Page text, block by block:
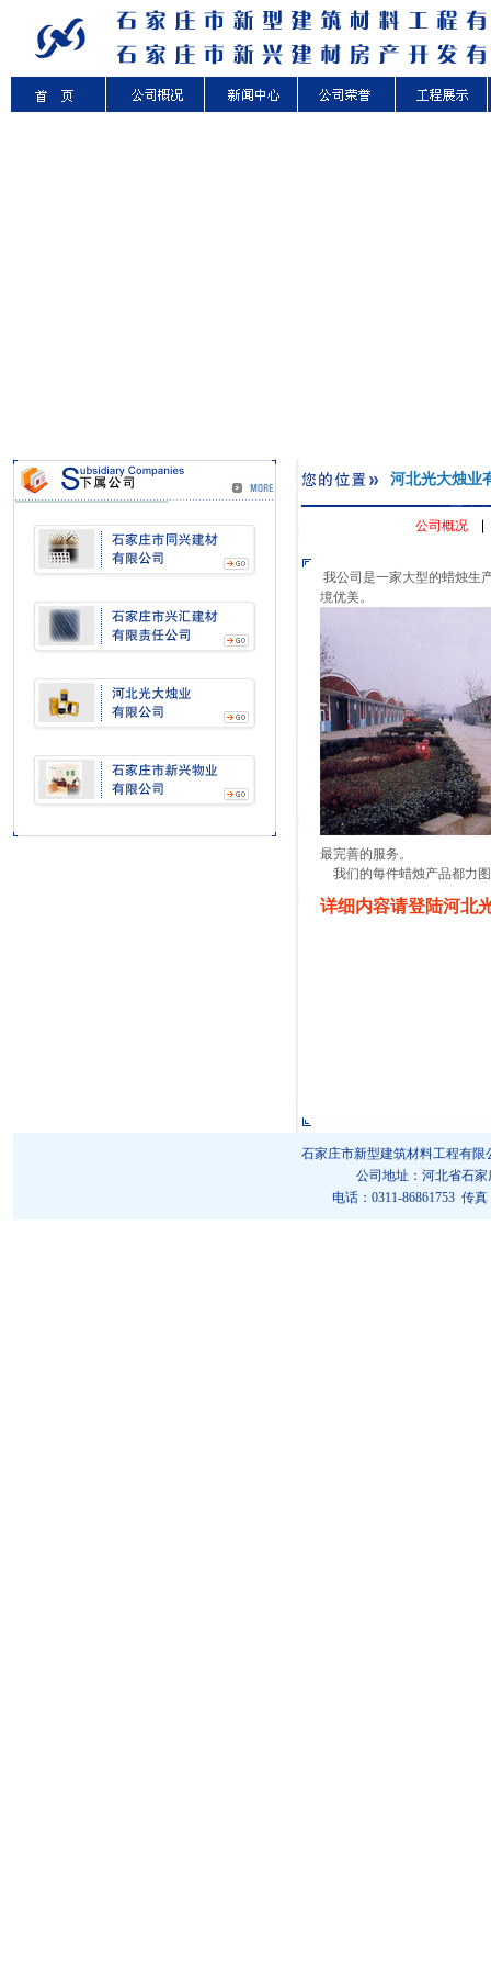
河北光大烛业
公司概况
我公司是一家大型的蜡烛生
境优美。
最完善的服务。
我们的每件蜡烛产品都力
详细内容请登陆河北
石家庄市新型建筑材料工程有限
公司地址：河北省石家
电话：0311-86861753 传真